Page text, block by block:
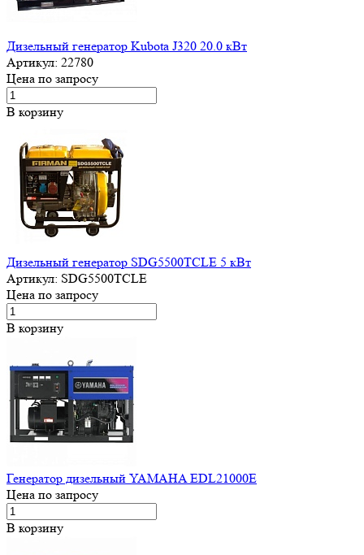
Дизельный генератор Kubota J320 20.0 кВт
Артикул: 22780
Цена по запросу
В корзину
Дизельный генератор SDG5500TCLE 5 кВт
Артикул: SDG5500TCLE
Цена по запросу
В корзину
Генератор дизельный YAMAHA EDL21000E
Цена по запросу
В корзину